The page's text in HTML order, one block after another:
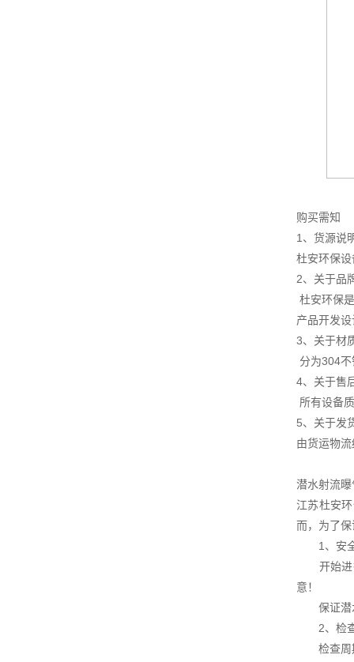
购买需知
1、货源说
杜安环保
2、关于品
杜安环保
产品开发
3、关于材
分为304
4、关于售
所有设备
5、关于发
由货运物
潜水射流
江苏杜安
而，为了
1、安全
开始进行
意！
保证潜水
2、检查
检查周